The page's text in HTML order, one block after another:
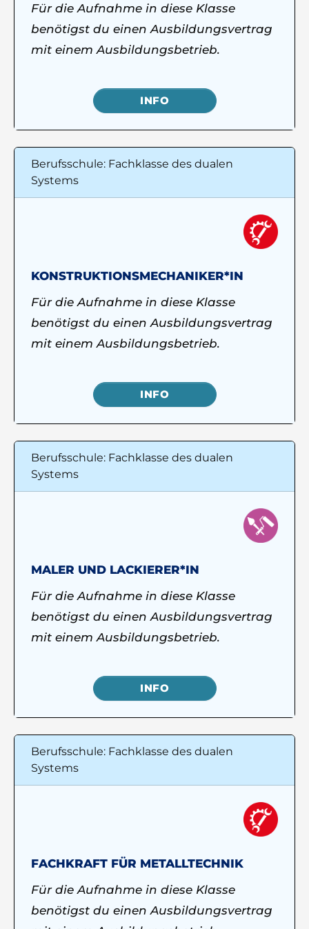
Für die Aufnahme in diese Klasse
benötigst du einen Ausbildungsvertrag
mit einem Ausbildungsbetrieb.
INFO
Berufsschule: Fachklasse des dualen
Systems
KONSTRUKTIONSMECHANIKER*IN
Für die Aufnahme in diese Klasse
benötigst du einen Ausbildungsvertrag
mit einem Ausbildungsbetrieb.
INFO
Berufsschule: Fachklasse des dualen
Systems
MALER UND LACKIERER*IN
Für die Aufnahme in diese Klasse
benötigst du einen Ausbildungsvertrag
mit einem Ausbildungsbetrieb.
INFO
Berufsschule: Fachklasse des dualen
Systems
FACHKRAFT FÜR METALLTECHNIK
Für die Aufnahme in diese Klasse
benötigst du einen Ausbildungsvertrag